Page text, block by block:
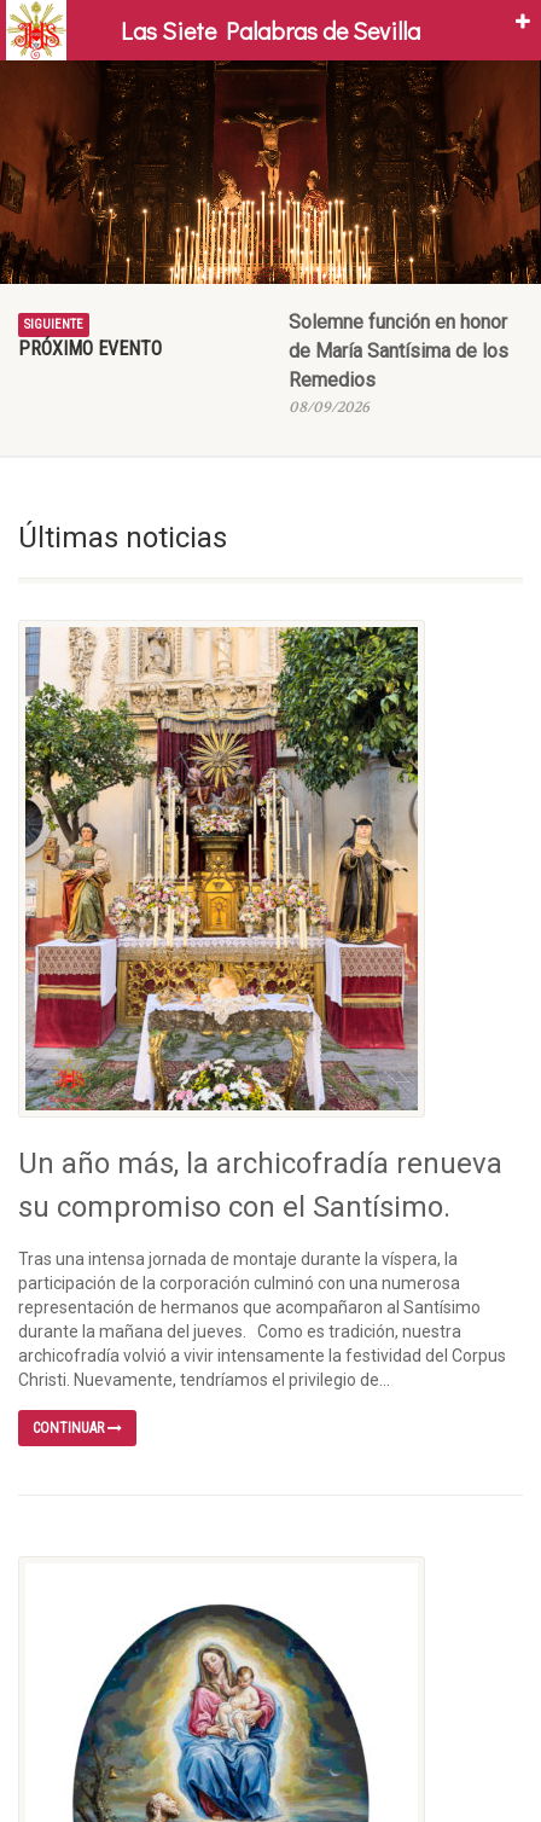
Solicitud nuevo hermano Agenda
SIGUIENTE
PRÓXIMO EVENTO
Solemne función en honor
de María Santísima de los
Remedios
08/09/2026
Últimas noticias
Un año más, la archicofradía renueva
su compromiso con el Santísimo.
Tras una intensa jornada de montaje durante la víspera, la
participación de la corporación culminó con una numerosa
representación de hermanos que acompañaron al Santísimo
durante la mañana del jueves. Como es tradición, nuestra
archicofradía volvió a vivir intensamente la festividad del Corpus
Christi. Nuevamente, tendríamos el privilegio de...
CONTINUAR
Las Siete Palabras de Sevilla